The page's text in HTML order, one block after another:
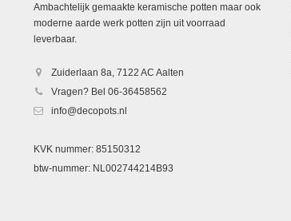
Ambachtelijk gemaakte keramische potten maar ook
moderne aarde werk potten zijn uit voorraad
leverbaar.
Zuiderlaan 8a, 7122 AC Aalten
Vragen? Bel 06-36458562
info@decopots.nl
KVK nummer: 85150312
btw-nummer: NL002744214B93